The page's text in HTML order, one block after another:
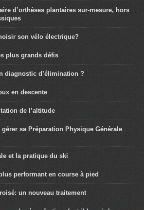
d’orthèses plantaires sur-mesure, hors
son vélo électrique?
plus grands défis
diagnostic d’élimination ?
en descente
de l’altitude
sa Préparation Physique Générale
et la pratique du ski
performant en course à pied
un nouveau traitement